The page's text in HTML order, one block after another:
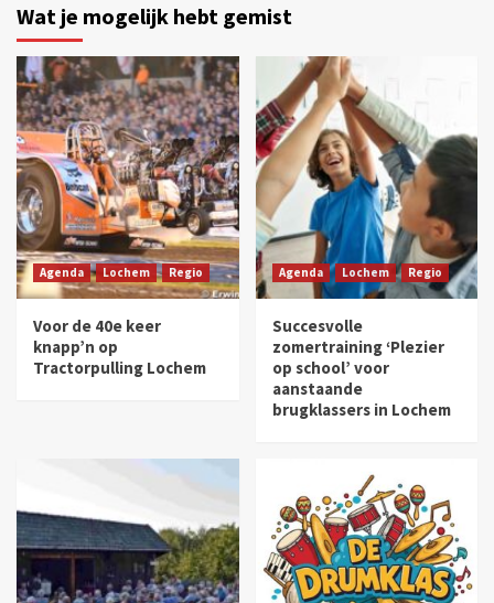
Wat je mogelijk hebt gemist
Agenda Lochem Regio
Voor de 40e keer
knapp’n op
Tractorpulling Lochem
Agenda Lochem Regio
Succesvolle
zomertraining ‘Plezier
op school’ voor
aanstaande
brugklassers in Lochem